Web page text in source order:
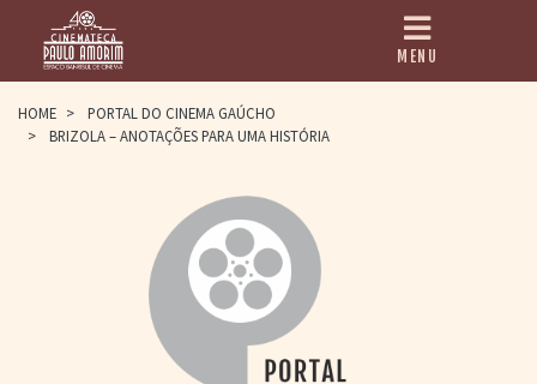
HOME
PAULO AMORIM
> HOMENAGEADOS
> EQUIPE
> ASSOCIAÇÃO DOS
> BIBLIOTECA
ROMEU GRIMALDI
MENU
HOME >
PORTAL DO CINEMA GAÚCHO
>
BRIZOLA – ANOTAÇÕES PARA UMA HISTÓRIA